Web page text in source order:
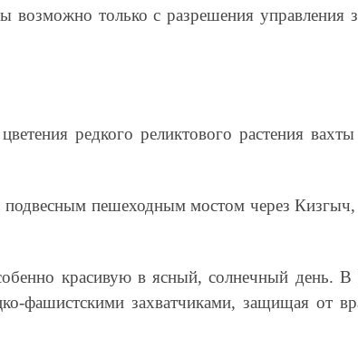
возможно только с разрешения управления
редкого реликтового растения вахты
пешеходным мостом через Кизгыч,
красивую в ясный, солнечный день. В
фашистскими захватчиками, защищая от